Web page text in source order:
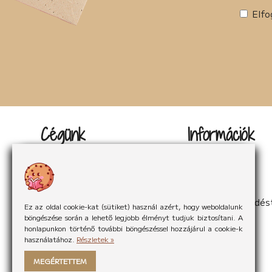
Ez az oldal cookie-kat (sütiket) használ azért, hogy weboldalunk
böngészése során a lehető legjobb élményt tudjuk biztosítani. A
honlapunkon történő további böngészéssel hozzájárul a cookie-k
használatához. Részletek »
MEGÉRTETTEM
Urban Fantasy (3)
Utikönyv (1)
Cégünk
Rólunk
Rólunk mondták
Hírek
Partnereink
Információk
Elállás a